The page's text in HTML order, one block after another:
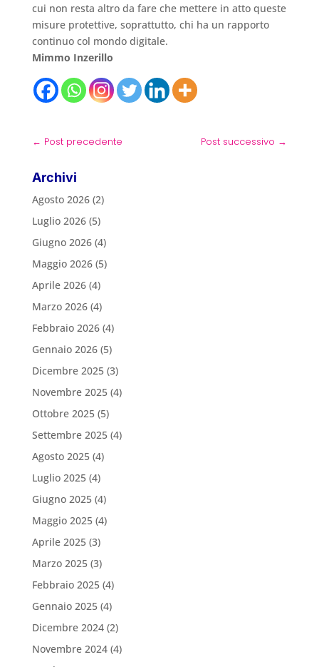
cui non resta altro da fare che mettere in atto queste
misure protettive, soprattutto, chi ha un rapporto
continuo col mondo digitale.
Mimmo Inzerillo
← Post precedente Post successivo →
Archivi
Agosto 2026(2)
Luglio 2026(5)
Giugno 2026(4)
Maggio 2026(5)
Aprile 2026(4)
Marzo 2026(4)
Febbraio 2026(4)
Gennaio 2026(5)
Dicembre 2025(3)
Novembre 2025(4)
Ottobre 2025(5)
Settembre 2025(4)
Agosto 2025(4)
Luglio 2025(4)
Giugno 2025(4)
Maggio 2025(4)
Aprile 2025(3)
Marzo 2025(3)
Febbraio 2025(4)
Gennaio 2025(4)
Dicembre 2024(2)
Novembre 2024(4)